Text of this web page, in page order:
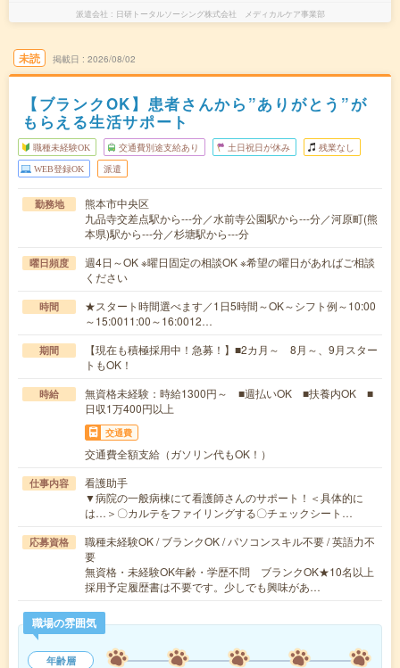
派遣会社 日研トータルソーシング株式会社 メディカルケア事業部
未読 掲載日 2026/08/02
【ブランクOK】患者さんから”ありがとう”が
もらえる生活サポート
職種未経験OK 交通費別途支給あり 土日祝日が休み 残業なし
WEB登録OK 派遣
勤務地
熊本市中央区
九品寺交差点駅から---分／水前寺公園駅から---分／河原町(熊
本県)駅から---分／杉塘駅から---分
曜日頻度
週4日～OK ※曜日固定の相談OK ※希望の曜日があればご相談
ください
時間
★スタート時間選べます／1日5時間～OK～シフト例～10:00
～15:0011:00～16:0012…
期間
【現在も積極採用中！急募！】■2カ月～ 8月～、9月スター
トもOK！
時給
無資格未経験：時給1300円～ ■週払いOK ■扶養内OK ■
日収1万400円以上
交通費
交通費全額支給（ガソリン代もOK！）
仕事内容
看護助手
▼病院の一般病棟にて看護師さんのサポート！＜具体的に
は…＞〇カルテをファイリングする〇チェックシート…
応募資格
職種未経験OK / ブランクOK / パソコンスキル不要 / 英語力不
要
無資格・未経験OK年齢・学歴不問 ブランクOK★10名以上
採用予定履歴書は不要です。少しでも興味があ…
職場の雰囲気
年齢層